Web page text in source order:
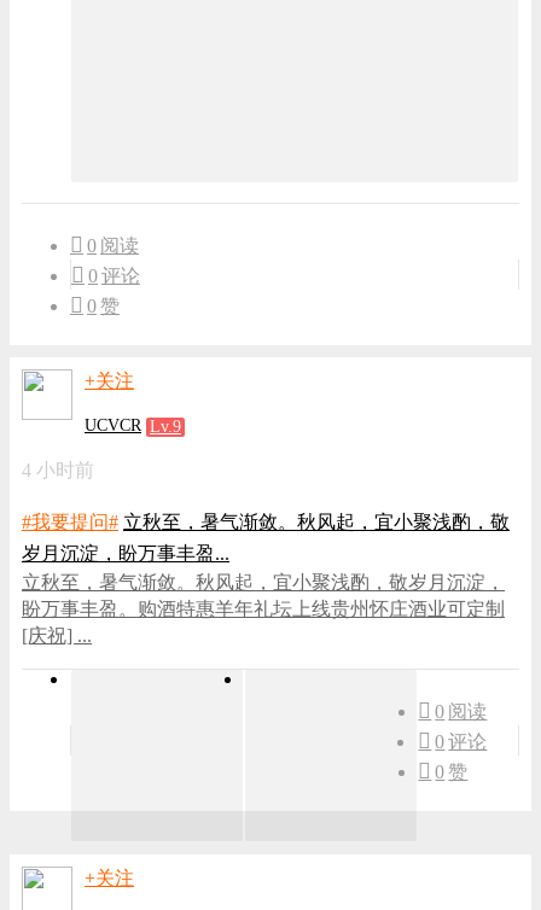
0 阅读
0评论
0赞
+关注
UCVCR Lv.9
4 小时前
#我要提问# 立秋至，暑气渐敛。秋风起，宜小聚浅酌，敬
岁月沉淀，盼万事丰盈...
立秋至，暑气渐敛。秋风起，宜小聚浅酌，敬岁月沉淀，
盼万事丰盈。购酒特惠羊年礼坛上线贵州怀庄酒业可定制
[庆祝] ...
0 阅读
0评论
0赞
+关注